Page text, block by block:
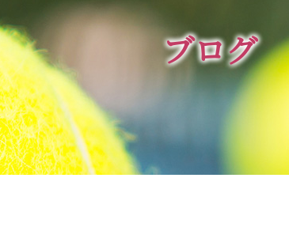
ブログ